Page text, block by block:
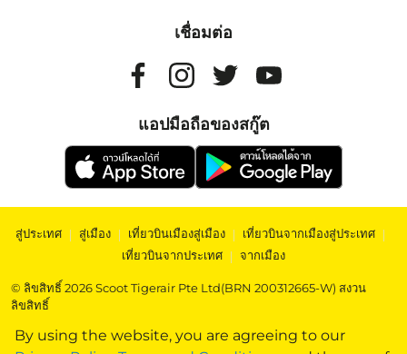
By using the website, you are agreeing to our
เชื่อมต่อ
แอปมือถือของสกู๊ต
สู่ประเทศ | สู่เมือง | เที่ยวบินเมืองสู่เมือง | เที่ยวบินจากเมืองสู่ประเทศ |
เที่ยวบินจากประเทศ | จากเมือง
© ลิขสิทธิ์ 2026 Scoot Tigerair Pte Ltd(BRN 200312665-W) สงวน
ลิขสิทธิ์